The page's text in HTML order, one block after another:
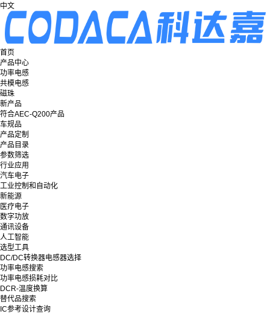
中文
首页
产品中心
功率电感
共模电感
磁珠
新产品
符合AEC-Q200产品
车规品
产品定制
产品目录
参数筛选
行业应用
汽车电子
工业控制和自动化
新能源
医疗电子
数字功放
通讯设备
人工智能
选型工具
DC/DC转换器电感器选择
功率电感搜索
功率电感损耗对比
DCR-温度换算
替代品搜索
IC参考设计查询